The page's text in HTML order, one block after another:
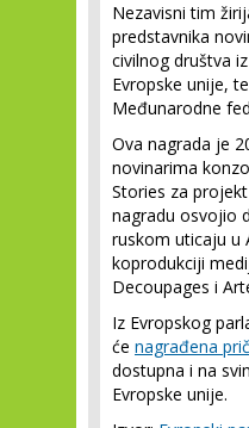
Nezavisni tim
predstavnika
civilnog društva
Evropske unije,
Međunarodne
Ova nagrada je
novinarima
Stories za
nagradu osvojio
ruskom uticaju u
koprodukciji
Decoupages i
Iz Evropskog
će nagrađena
dostupna i na
Evropske unije.